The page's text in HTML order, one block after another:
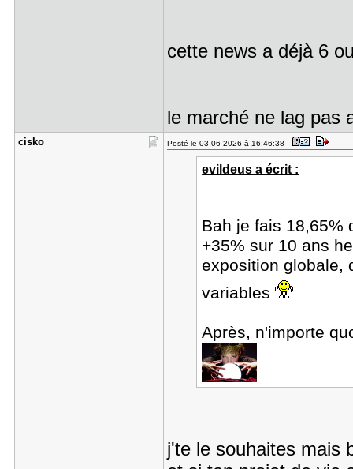
cette news a déjà 6
le marché ne lag
cisko Posté le 03-06-2026 à 16:46:38
evildeus a écrit :
Bah je fais 18,65%
+35% sur 10 ans
exposition globale,
variables
Après, n'importe
j'te le souhaites mais